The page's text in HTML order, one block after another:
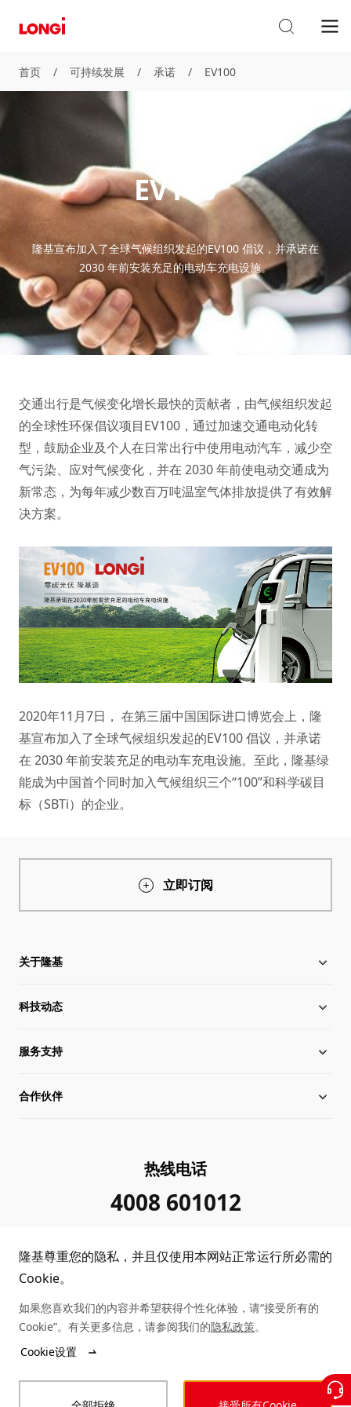
首页 / 可持续发展 / 承诺 / EV100
EV100
隆基宣布加入了全球气候组织发起的EV100 倡议，并承诺在
2030 年前安装充足的电动车充电设施。
交通出行是气候变化增长最快的贡献者，由气候组织发起
的全球性环保倡议项目EV100，通过加速交通电动化转
型，鼓励企业及个人在日常出行中使用电动汽车，减少空
气污染、应对气候变化，并在 2030 年前使电动交通成为
新常态，为每年减少数百万吨温室气体排放提供了有效解
决方案。
2020年11月7日， 在第三届中国国际进口博览会上，隆
基宣布加入了全球气候组织发起的EV100 倡议，并承诺
在 2030 年前安装充足的电动车充电设施。至此，隆基绿
能成为中国首个同时加入气候组织三个“100”和科学碳目
标（SBTi）的企业。
立即订阅
关于隆基
关于隆基
全球化布局
管理层信息
投诉举报
合规政策
科技动态
硅片价格
行业动态
服务支持
下载中心
客户问题反馈
收益计算
合作伙伴
协同创新合作
热线电话
4008 601012
Copyright © 2026 隆基绿能科技股份有限公司
隆基尊重您的隐私，并且仅使用本网站正常运行所必需的
Cookie。
如果您喜欢我们的内容并希望获得个性化体验，请“接受所有的
Cookie”。有关更多信息，请参阅我们的隐私政策。
Cookie设置